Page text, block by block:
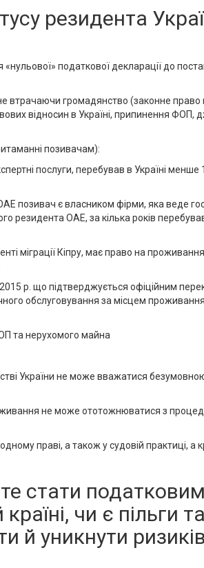
резидента
податкової декларації до
втрачаючи громадянство (законне право
відносин в Україні, припинення ФОП,
позивачам):
послуги, перебував в Україні менше
позивач є власником фірми, яка веде
резидента ОАЕ, за кілька років перебував
міграції Кіпру, має право на
2015 р. що підтверджується офіційним
обслуговування за місцем
та нерухомого майна
України не може вважатися
не може ототожнюватися з
праві, а також у судовій практиці, а
стати податковим
чи є пільги
й уникнути